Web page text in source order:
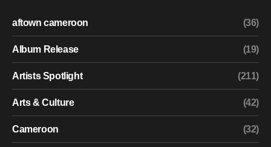
aftown cameroon (36)
Album Release (19)
Artists Spotlight (211)
Arts & Culture (42)
Cameroon (32)